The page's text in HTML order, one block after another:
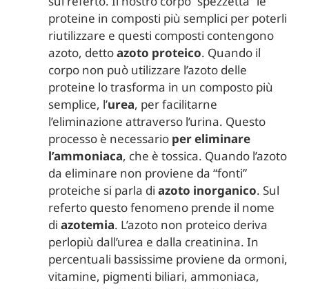
proteine in composti più semplici per poterli
riutilizzare e questi composti contengono
azoto, dettoazoto proteico. Quando il
corpo non può utilizzare l’azoto delle
proteine lo trasforma in un composto più
semplice, l’urea, per facilitarne
l’eliminazione attraverso l’urina. Questo
processo è necessario per eliminare
l’ammoniaca, che è tossica. Quando l’azoto
da eliminare non proviene da “fonti”
proteiche si parla di azoto inorganico. Sul
referto questo fenomeno prende il nome
di azotemia. L’azoto non proteico deriva
perlopiù dall’urea e dalla creatinina. In
percentuali bassissime proviene da ormoni,
vitamine, pigmenti biliari, ammoniaca,